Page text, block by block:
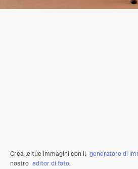
Crea le tue immagini con il generatore di
nostro editor di foto.